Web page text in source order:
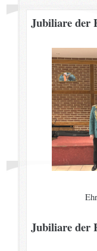
Jubiliare der
Jubiliare der